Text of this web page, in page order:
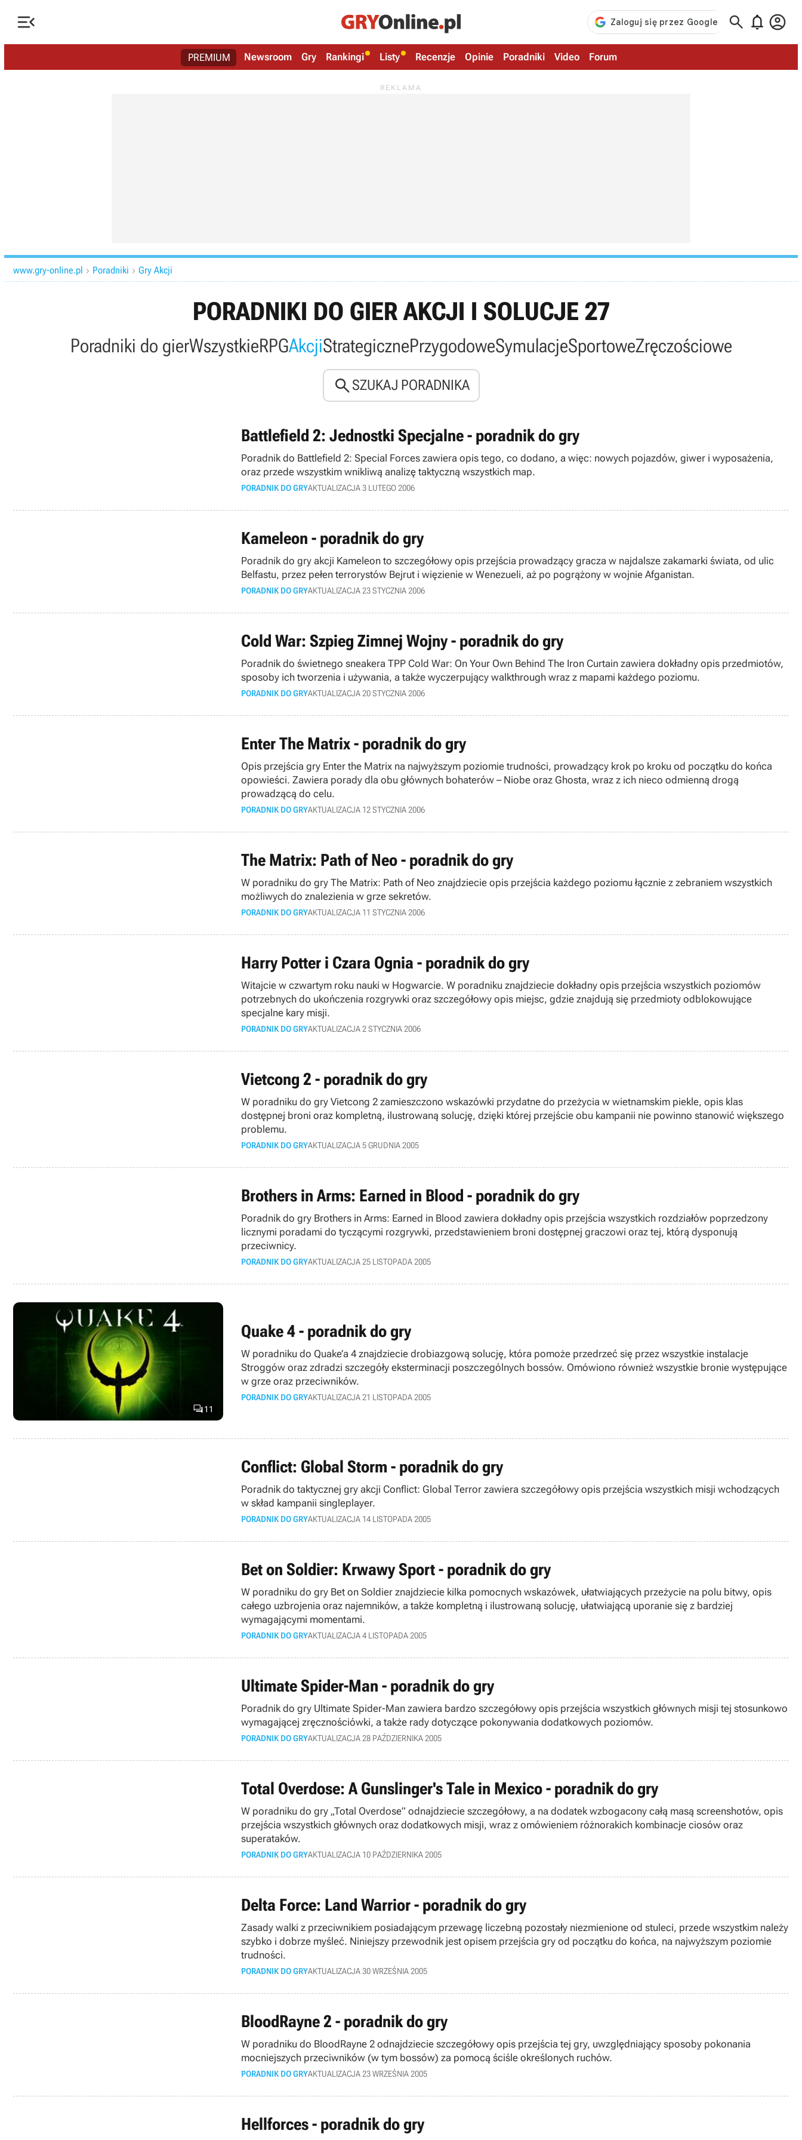
   
PREMIUM Newsroom Gry Rankingi Listy Recenzje Opinie Poradniki Video Forum
www.gry-online.pl  Poradniki  Gry Akcji
PORADNIKI DO GIER AKCJI I SOLUCJE 27
Poradniki do gierWszystkieRPGAkcjiStrategicznePrzygodoweSymulacjeSportoweZręczościowe
SZUKAJ PORADNIKA
Battlefield 2: Jednostki Specjalne - poradnik do gry
Poradnik do Battlefield 2: Special Forces zawiera opis tego, co dodano, a więc: nowych pojazdów, giwer i wyposażenia,
oraz przede wszystkim wnikliwą analizę taktyczną wszystkich map.
PORADNIK DO GRYAKTUALIZACJA 3 LUTEGO 2006
Kameleon - poradnik do gry
Poradnik do gry akcji Kameleon to szczegółowy opis przejścia prowadzący gracza w najdalsze zakamarki świata, od ulic
Belfastu, przez pełen terrorystów Bejrut i więzienie w Wenezueli, aż po pogrążony w wojnie Afganistan.
PORADNIK DO GRYAKTUALIZACJA 23 STYCZNIA 2006
Cold War: Szpieg Zimnej Wojny - poradnik do gry
Poradnik do świetnego sneakera TPP Cold War: On Your Own Behind The Iron Curtain zawiera dokładny opis przedmiotów,
sposoby ich tworzenia i używania, a także wyczerpujący walkthrough wraz z mapami każdego poziomu.
PORADNIK DO GRYAKTUALIZACJA 20 STYCZNIA 2006
Enter The Matrix - poradnik do gry
Opis przejścia gry Enter the Matrix na najwyższym poziomie trudności, prowadzący krok po kroku od początku do końca
opowieści. Zawiera porady dla obu głównych bohaterów – Niobe oraz Ghosta, wraz z ich nieco odmienną drogą
prowadzącą do celu.
PORADNIK DO GRYAKTUALIZACJA 12 STYCZNIA 2006
The Matrix: Path of Neo - poradnik do gry
W poradniku do gry The Matrix: Path of Neo znajdziecie opis przejścia każdego poziomu łącznie z zebraniem wszystkich
możliwych do znalezienia w grze sekretów.
PORADNIK DO GRYAKTUALIZACJA 11 STYCZNIA 2006
Harry Potter i Czara Ognia - poradnik do gry
Witajcie w czwartym roku nauki w Hogwarcie. W poradniku znajdziecie dokładny opis przejścia wszystkich poziomów
potrzebnych do ukończenia rozgrywki oraz szczegółowy opis miejsc, gdzie znajdują się przedmioty odblokowujące
specjalne kary misji.
PORADNIK DO GRYAKTUALIZACJA 2 STYCZNIA 2006
Vietcong 2 - poradnik do gry
W poradniku do gry Vietcong 2 zamieszczono wskazówki przydatne do przeżycia w wietnamskim piekle, opis klas
dostępnej broni oraz kompletną, ilustrowaną solucję, dzięki której przejście obu kampanii nie powinno stanowić większego
problemu.
PORADNIK DO GRYAKTUALIZACJA 5 GRUDNIA 2005
Brothers in Arms: Earned in Blood - poradnik do gry
Poradnik do gry Brothers in Arms: Earned in Blood zawiera dokładny opis przejścia wszystkich rozdziałów poprzedzony
licznymi poradami do tyczącymi rozgrywki, przedstawieniem broni dostępnej graczowi oraz tej, którą dysponują
przeciwnicy.
PORADNIK DO GRYAKTUALIZACJA 25 LISTOPADA 2005
11
Quake 4 - poradnik do gry
W poradniku do Quake’a 4 znajdziecie drobiazgową solucję, która pomoże przedrzeć się przez wszystkie instalacje
Stroggów oraz zdradzi szczegóły eksterminacji poszczególnych bossów. Omówiono również wszystkie bronie występujące
w grze oraz przeciwników.
PORADNIK DO GRYAKTUALIZACJA 21 LISTOPADA 2005
Conflict: Global Storm - poradnik do gry
Poradnik do taktycznej gry akcji Conflict: Global Terror zawiera szczegółowy opis przejścia wszystkich misji wchodzących
w skład kampanii singleplayer.
PORADNIK DO GRYAKTUALIZACJA 14 LISTOPADA 2005
Bet on Soldier: Krwawy Sport - poradnik do gry
W poradniku do gry Bet on Soldier znajdziecie kilka pomocnych wskazówek, ułatwiających przeżycie na polu bitwy, opis
całego uzbrojenia oraz najemników, a także kompletną i ilustrowaną solucję, ułatwiającą uporanie się z bardziej
wymagającymi momentami.
PORADNIK DO GRYAKTUALIZACJA 4 LISTOPADA 2005
Ultimate Spider-Man - poradnik do gry
Poradnik do gry Ultimate Spider-Man zawiera bardzo szczegółowy opis przejścia wszystkich głównych misji tej stosunkowo
wymagającej zręcznościówki, a także rady dotyczące pokonywania dodatkowych poziomów.
PORADNIK DO GRYAKTUALIZACJA 28 PAŹDZIERNIKA 2005
Total Overdose: A Gunslinger's Tale in Mexico - poradnik do gry
W poradniku do gry „Total Overdose” odnajdziecie szczegółowy, a na dodatek wzbogacony całą masą screenshotów, opis
przejścia wszystkich głównych oraz dodatkowych misji, wraz z omówieniem różnorakich kombinacje ciosów oraz
superataków.
PORADNIK DO GRYAKTUALIZACJA 10 PAŹDZIERNIKA 2005
Delta Force: Land Warrior - poradnik do gry
Zasady walki z przeciwnikiem posiadającym przewagę liczebną pozostały niezmienione od stuleci, przede wszystkim należy
szybko i dobrze myśleć. Niniejszy przewodnik jest opisem przejścia gry od początku do końca, na najwyższym poziomie
trudności.
PORADNIK DO GRYAKTUALIZACJA 30 WRZEŚNIA 2005
BloodRayne 2 - poradnik do gry
W poradniku do BloodRayne 2 odnajdziecie szczegółowy opis przejścia tej gry, uwzględniający sposoby pokonania
mocniejszych przeciwników (w tym bossów) za pomocą ściśle określonych ruchów.
PORADNIK DO GRYAKTUALIZACJA 23 WRZEŚNIA 2005
Hellforces - poradnik do gry